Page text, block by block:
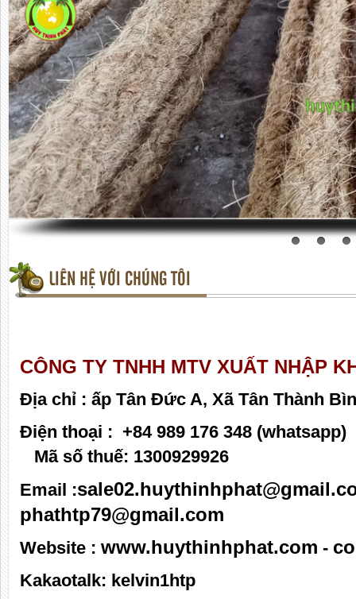
LIÊN HỆ VỚI CHÚNG TÔI
CÔNG TY TNHH MTV XUẤT NHẬP
Địa chỉ : ấp Tân Đức A, Xã Tân Thành
Điện thoại : +84 989 176 348
Mã số thuế: 1300929926
Email :
phathtp79@gmail.com
Website : www.huythinhphat.com -
Kakaotalk: kelvin1htp